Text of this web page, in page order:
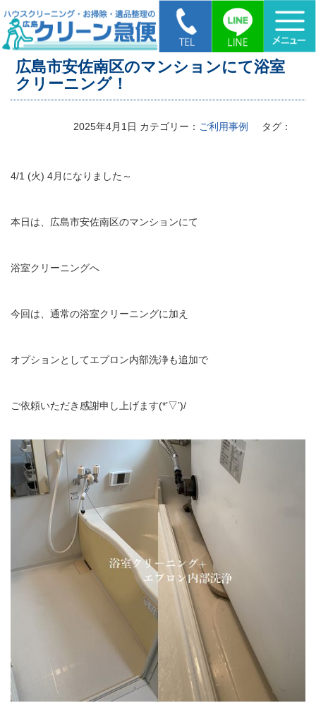
HOME > 広島市安佐南区のマンションにて浴室クリーニング！
広島市安佐南区のマンションにて浴室
クリーニング！
2025年4月1日 カテゴリー： ご利用事例 タグ：
4/1 (火) 4月になりました～
本日は、広島市安佐南区のマンションにて
浴室クリーニングへ
今回は、通常の浴室クリーニングに加え
オプションとしてエプロン内部洗浄も追加で
ご依頼いただき感謝申し上げます(*’▽’)/